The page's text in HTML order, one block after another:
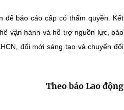
để báo cáo cấp có thẩm quyền. Kết
vận hành và hỗ trợ nguồn lực, bảo
đổi mới sáng tạo và chuyển đổi
Theo báo Lao động